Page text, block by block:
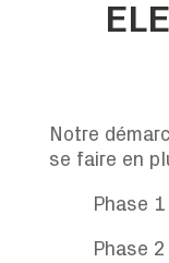
Notre
se faire en
Phase
Phase